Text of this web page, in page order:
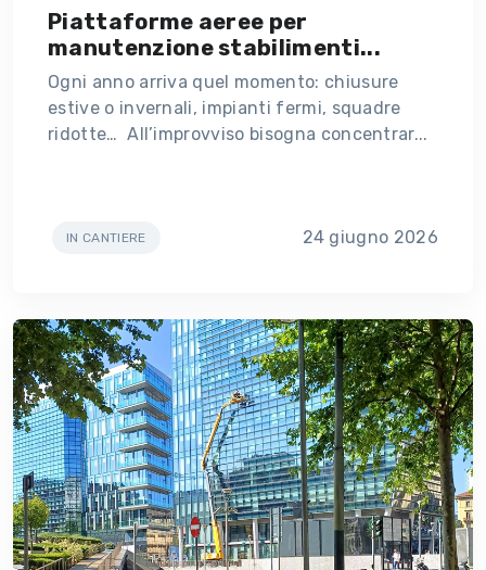
Piattaforme aeree per
manutenzione stabilimenti...
Ogni anno arriva quel momento: chiusure
estive o invernali, impianti fermi, squadre
ridotte… All’improvviso bisogna concentrar...
IN CANTIERE 24 giugno 2026